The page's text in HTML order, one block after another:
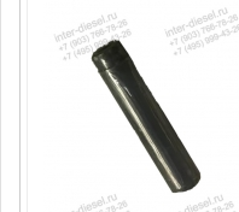
155 руб.
Медная Шайба Под
Форсунку 04286236